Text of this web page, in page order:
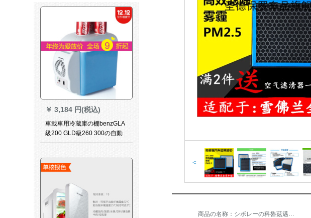
￥ 3,184 円(税込)
車載車用冷蔵庫の棚benzGLA
級200 GLD級260 300の自動
車車載冷蔵庫両用12小型家舎
7.5 L【青白い】
<
商品の名称：シボレーの科魯茲邁鋭宝景程科の沃茲創酷エアコンフィルターの芯PM 2.5曇り防止